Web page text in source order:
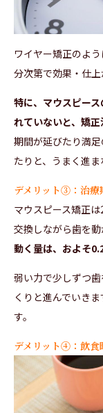
ワイヤー矯正のよ
分次第で効果・仕上
特に、マウスピー
れていないと、矯正
期間が延びたり満
たりと、うまく進ま
デメリット➂：治療
マウスピース矯正
交換しながら歯を動
動く量は、およそ
弱い力で少しずつ
くりと進んでいき
す。
デメリット④：飲食